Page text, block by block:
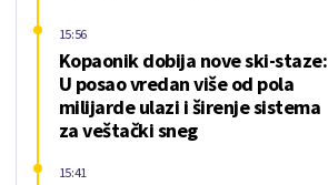
Kopaonik dobija nove ski-staze:
U posao vredan više od pola
milijarde ulazi i širenje sistema
za veštački sneg
15:56
15:41